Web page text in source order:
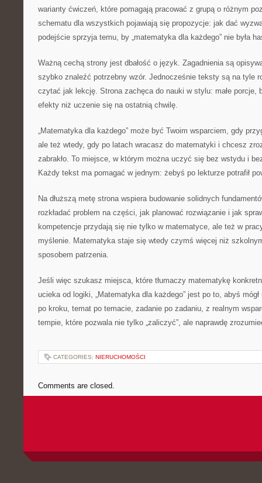
warianty ćwiczeń, które pomagają pracować z grupą o różnym
schematu dla wszystkich pojawiają się propozycje: jak dać
podejście sprzyja temu, by „matematyka dla każdego” nie była
Ważną cechą strony jest dbałość o język. Zagadnienia są
szybko znaleźć potrzebny wzór. Jednocześnie teksty są na tyle
czytać jak lekcję. Strona zachęca do nauki w stylu: małe porcje,
efekty niż uczenie się na ostatnią chwilę.
„Matematyka dla każdego” może być Twoim wsparciem, gdy
ale też wtedy, gdy po latach wracasz do matematyki i chcesz
zabrakło. To miejsce, w którym można uczyć się bez wstydu i
Każdy tekst ma pomagać w jednym: żebyś po lekturze potrafił
Na dłuższą metę strona wspiera budowanie solidnych
rozkładać problem na części, jak planować rozwiązanie i jak
kompetencje przydają się nie tylko w matematyce, ale też w
myślenie. Matematyka staje się wtedy czymś więcej niż
sposobem patrzenia.
Jeśli więc szukasz miejsca, które tłumaczy matematykę
ucieka od logiki, „Matematyka dla każdego” jest po to, abyś
po kroku, temat po temacie, zadanie po zadaniu, z realnym
tempie, które pozwala nie tylko „zaliczyć”, ale naprawdę
CATEGORIES: NIERUCHOMOŚCI
Comments are closed.